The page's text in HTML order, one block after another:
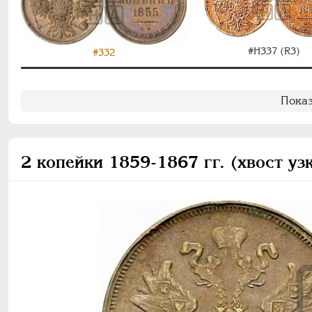
#332 #Н337 (R3)
2 копейки 1859-1867 гг. (хвост